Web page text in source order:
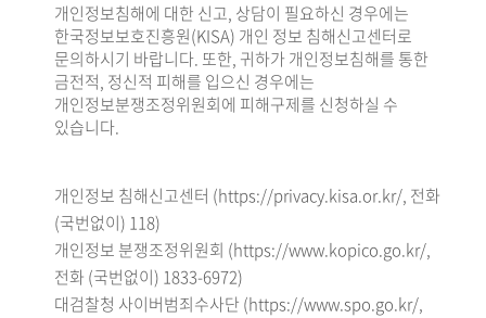
개인정보침해에 대한 신고, 상담이 필요하신 경우에는
한국정보보호진흥원(KISA) 개인 정보 침해신고센터로
문의하시기 바랍니다. 또한, 귀하가 개인정보침해를 통한
금전적, 정신적 피해를 입으신 경우에는
개인정보분쟁조정위원회에 피해구제를 신청하실 수
있습니다.
개인정보 침해신고센터 (https://privacy.kisa.or.kr/, 전화
(국번없이) 118)
개인정보 분쟁조정위원회 (https://www.kopico.go.kr/,
전화 (국번없이) 1833-6972)
대검찰청 사이버범죄수사단 (https://www.spo.go.kr/,